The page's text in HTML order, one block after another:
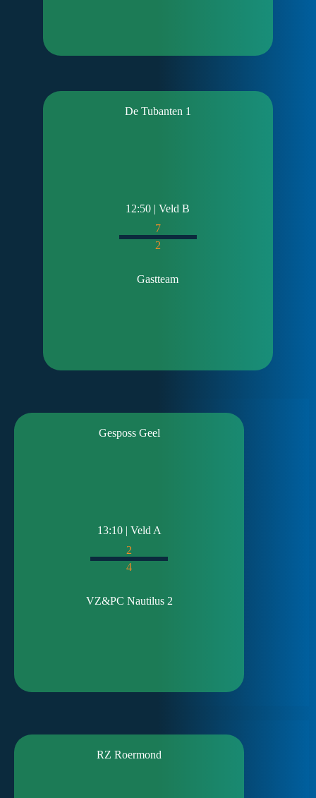
De Tubanten 1
12:50 | Veld B
7
2
Gastteam
Gesposs Geel
13:10 | Veld A
2
4
VZ&PC Nautilus 2
RZ Roermond